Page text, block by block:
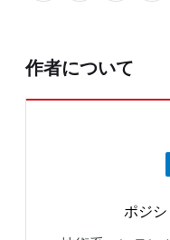
作者について
ポジシ